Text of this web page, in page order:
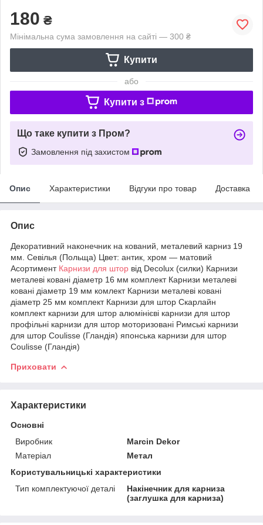
180 ₴
Мінімальна сума замовлення на сайті — 300 ₴
Купити
або
Купити з
Що таке купити з Пром?
Замовлення під захистом
Опис Характеристики Відгуки про товар Доставка
Опис
Декоративний наконечник на кований, металевий карниз 19
мм. Севілья (Польща) Цвет: антик, хром — матовий
Асортимент Карнизи для штор від Decolux (силки) Карнизи
металеві ковані діаметр 16 мм комплект Карнизи металеві
ковані діаметр 19 мм комлект Карнизи металеві ковані
діаметр 25 мм комплект Карнизи для штор Скарлайн
комплект карнизи для штор алюмінієві карнизи для штор
профільні карнизи для штор моторизовані Римські карнизи
для штор Coulisse (Гландія) японська карнизи для штор
Coulisse (Гландія)
Приховати
Характеристики
Основні
Виробник
Marcin Dekor
Матеріал
Метал
Користувальницькі характеристики
Тип комплектуючої деталі
Накінечник для карниза
(заглушка для карниза)